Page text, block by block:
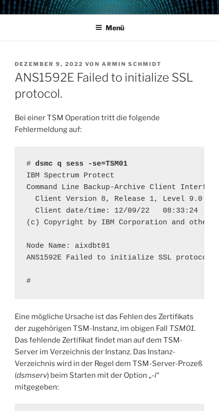
Zum
InhaltPOWERCAMPUS 01
Home of the LPAR-Tool
Menü
VERÖFFENTLICHT
AM
DEZEMBER 9, 2022 VON ARMIN SCHMIDT
ANS1592E Failed to initialize SSL
protocol.
Bei einer TSM Operation tritt die folgende
Fehlermeldung auf:
# dsmc q sess -se=TSM01
IBM Spectrum Protect
Command Line Backup-Archive Client
Client Version 8, Release 1, Level 9.0
Client date/time: 12/09/22   08:33:24
(c) Copyright by IBM Corporation and
Node Name: aixdbt01
ANS1592E Failed to initialize SSL protocol.
#
Eine mögliche Ursache ist das Fehlen des Zertifikats
der zugehörigen TSM-Instanz, im obigen Fall TSM01.
Das fehlende Zertifikat findet man auf dem TSM-
Server im Verzeichnis der Instanz. Das Instanz-
Verzeichnis wird in der Regel dem TSM-Server-Prozeß
(dsmserv) beim Starten mit der Option „-i“
mitgegeben: